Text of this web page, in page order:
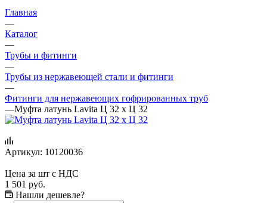
Главная
—
Каталог
—
Трубы и фитинги
—
Трубы из нержавеющей стали и фитинги
—
Фитинги для нержавеющих гофрированных труб
—Муфта латунь Lаvita Ц 32 х Ц 32
Артикул: 10120036
Цена за шт с НДС
1 501 руб.
Нашли дешевле?